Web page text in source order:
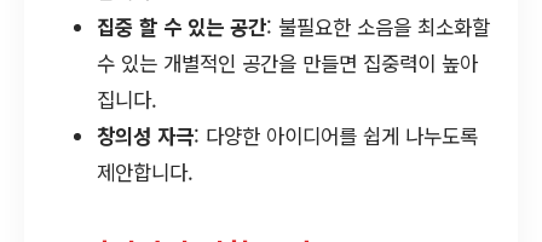
집중 할 수 있는 공간: 불필요한 소음을 최소화할
수 있는 개별적인 공간을 만들면 집중력이 높아
집니다.
창의성 자극: 다양한 아이디어를 쉽게 나누도록
제안합니다.